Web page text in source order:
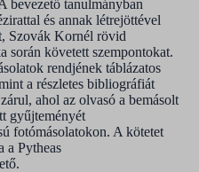
bevezető tanulmányban
és annak létrejöttével
Szovák Kornél rövid
során követett szempontokat.
rendjének táblázatos
a részletes bibliográfiát
ahol az olvasó a bemásolt
gyűjteményét
fotómásolatokon. A kötetet
a Pytheas